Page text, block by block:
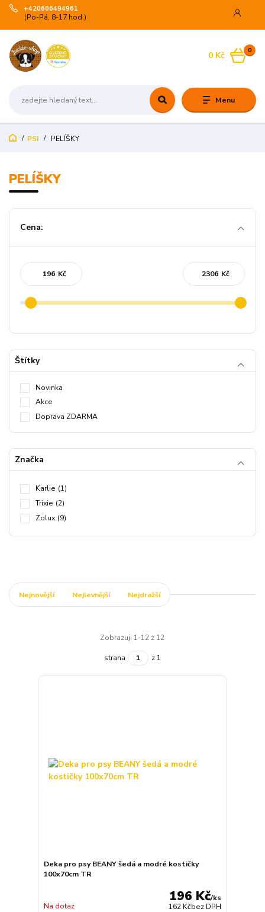
Menu
+420606494961
(Po-Pá, 8-17 hod.)
0
0 Kč
PSI PELÍŠKY
PELÍŠKY
Cena:
Kč Kč
Štítky
Novinka
Akce
Doprava ZDARMA
Značka
Karlie (1)
Trixie (2)
Zolux (9)
Nejnovější Nejlevnější Nejdražší
Zobrazuji 1-12 z 12
strana z 1
Deka pro psy BEANY šedá a modré kostičky
100x70cm TR
196 Kč/ks
162 Kčbez DPH
Na dotaz